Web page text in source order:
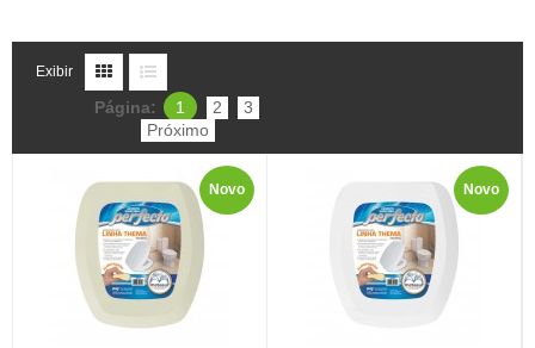
Exibir
Página: 1 2
3
Próximo
Novo Novo